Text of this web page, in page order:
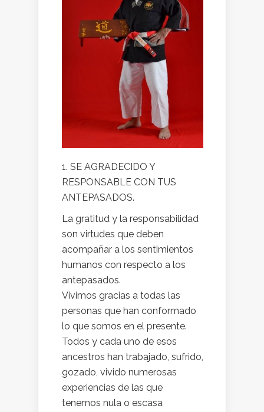
1. SE AGRADECIDO Y
RESPONSABLE CON TUS
ANTEPASADOS.
La gratitud y la responsabilidad
son virtudes que deben
acompañar a los sentimientos
humanos con respecto a los
antepasados.
Vivimos gracias a todas las
personas que han conformado
lo que somos en el presente.
Todos y cada uno de esos
ancestros han trabajado, sufrido,
gozado, vivido numerosas
experiencias de las que
tenemos nula o escasa